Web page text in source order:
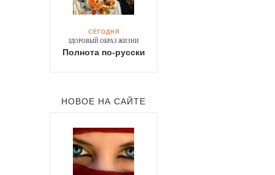
СЕГОДНЯ
ЗДОРОВЫЙ ОБРАЗ ЖИЗНИ
Полнота по-русски
НОВОЕ НА САЙТЕ